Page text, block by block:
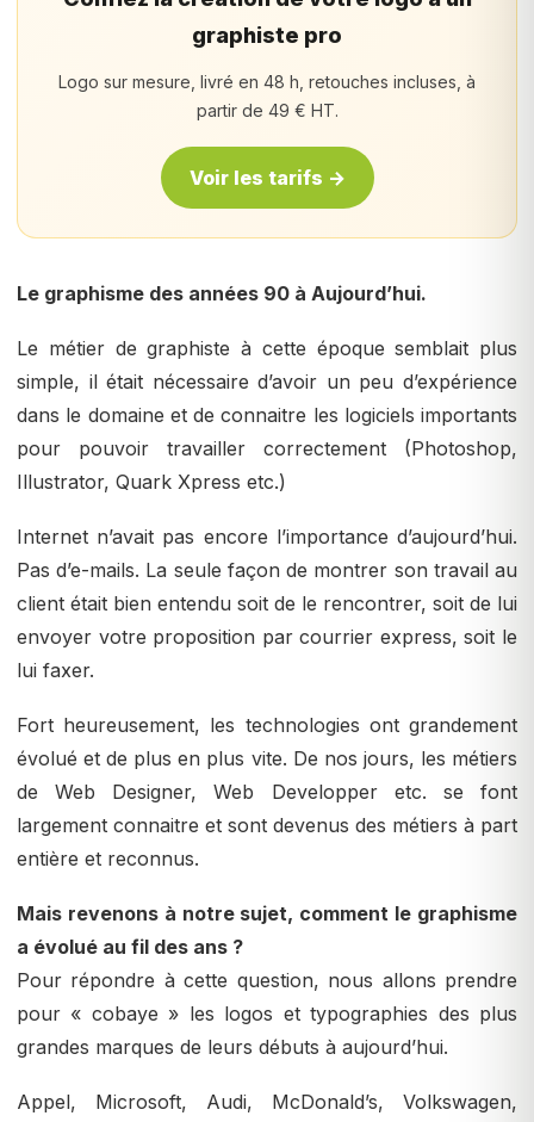
graphiste pro
Logo sur mesure, livré en 48 h, retouches incluses, à
partir de 49 € HT.
Voir les tarifs →
Le graphisme des années 90 à Aujourd’hui.
Le métier de graphiste à cette époque semblait plus
simple, il était nécessaire d’avoir un peu d’expérience
dans le domaine et de connaitre les logiciels importants
pour pouvoir travailler correctement (Photoshop,
Illustrator, Quark Xpress etc.)
Internet n’avait pas encore l’importance d’aujourd’hui.
Pas d’e-mails. La seule façon de montrer son travail au
client était bien entendu soit de le rencontrer, soit de lui
envoyer votre proposition par courrier express, soit le
lui faxer.
Fort heureusement, les technologies ont grandement
évolué et de plus en plus vite. De nos jours, les métiers
de Web Designer, Web Developper etc. se font
largement connaitre et sont devenus des métiers à part
entière et reconnus.
Mais revenons à notre sujet, comment le graphisme
a évolué au fil des ans ?
Pour répondre à cette question, nous allons prendre
pour « cobaye » les logos et typographies des plus
grandes marques de leurs débuts à aujourd’hui.
Appel, Microsoft, Audi, McDonald’s, Volkswagen,